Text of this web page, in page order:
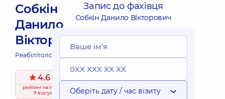
Собкін
Данило
Вікторович
Реабілітолог;
4.6 / 5
рейтингна підставі
9 відгуків
Запис до фахівця
Собкін Данило Вікторович
Оберіть дату / час візиту